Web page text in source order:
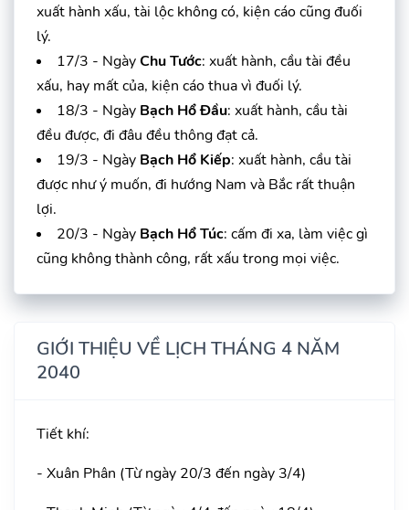
xuất hành xấu, tài lộc không có, kiện cáo cũng đuối
lý.
17/3 - NgàyChu Tước: xuất hành, cầu tài đều
xấu, hay mất của, kiện cáo thua vì đuối lý.
18/3 - Ngày Bạch Hổ Đầu: xuất hành, cầu tài
đều được, đi đâu đều thông đạt cả.
19/3 - Ngày Bạch Hổ Kiếp: xuất hành, cầu tài
được như ý muốn, đi hướng Nam và Bắc rất thuận
lợi.
20/3 - Ngày Bạch Hổ Túc: cấm đi xa, làm việc gì
cũng không thành công, rất xấu trong mọi việc.
GIỚI THIỆU VỀ LỊCH THÁNG 4 NĂM
2040
Tiết khí:
- Xuân Phân (Từ ngày 20/3 đến ngày 3/4)